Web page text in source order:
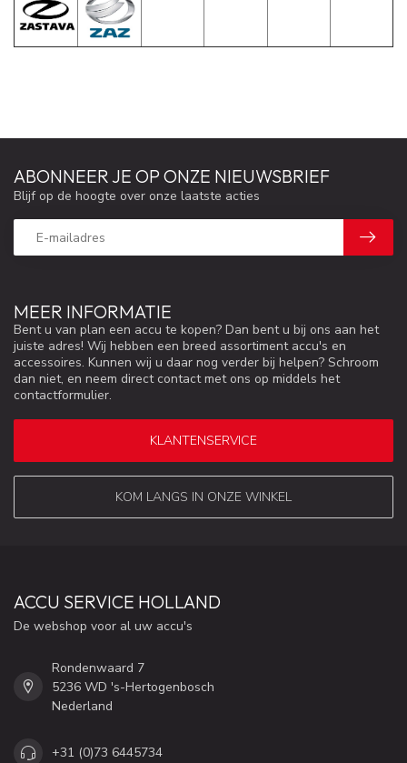
MEER INFORMATIE
Bent u van plan een accu te kopen? Dan bent u bij ons aan het
juiste adres! Wij hebben een breed assortiment accu's en
accessoires. Kunnen wij u daar nog verder bij helpen? Schroom
dan niet, en neem direct contact met ons op middels het
contactformulier.
KLANTENSERVICE
KOM LANGS IN ONZE WINKEL
ABONNEER JE OP ONZE NIEUWSBRIEF
Blijf op de hoogte over onze laatste acties
ACCU SERVICE HOLLAND
De webshop voor al uw accu's
Rondenwaard 7
5236 WD 's-Hertogenbosch
Nederland
+31 (0)73 6445734